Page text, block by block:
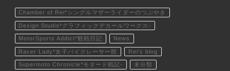
Chamber of Rei*シングルマザーライダーのつぶやき
Design Studio*グラフィックデカールワークス-
MotorSports Addict*観戦日記 News
Racer Lady*女子バイクレーサー部 Rei's blog
Supermoto Chronicle*モタード戦記- 未分類